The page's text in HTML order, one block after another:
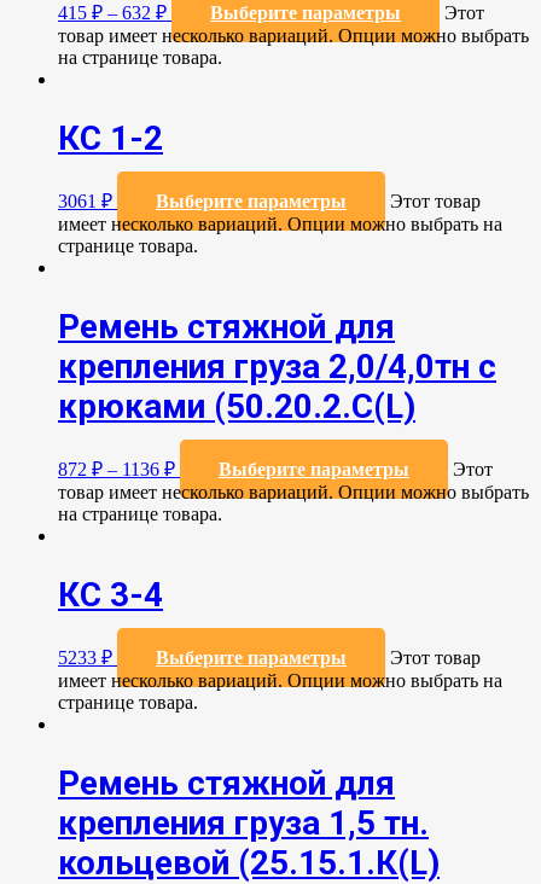
415 ₽ – 632 ₽ Выберите параметры
Этот
товар имеет несколько вариаций. Опции можно выбрать
на странице товара.
КС 1-2
3061 ₽ Выберите параметры
Этот товар
имеет несколько вариаций. Опции можно выбрать на
странице товара.
Ремень стяжной для
крепления груза 2,0/4,0тн с
крюками (50.20.2.C(L)
872 ₽ – 1136 ₽ Выберите параметры
Этот
товар имеет несколько вариаций. Опции можно выбрать
на странице товара.
КС 3-4
5233 ₽ Выберите параметры
Этот товар
имеет несколько вариаций. Опции можно выбрать на
странице товара.
Ремень стяжной для
крепления груза 1,5 тн.
кольцевой (25.15.1.К(L)